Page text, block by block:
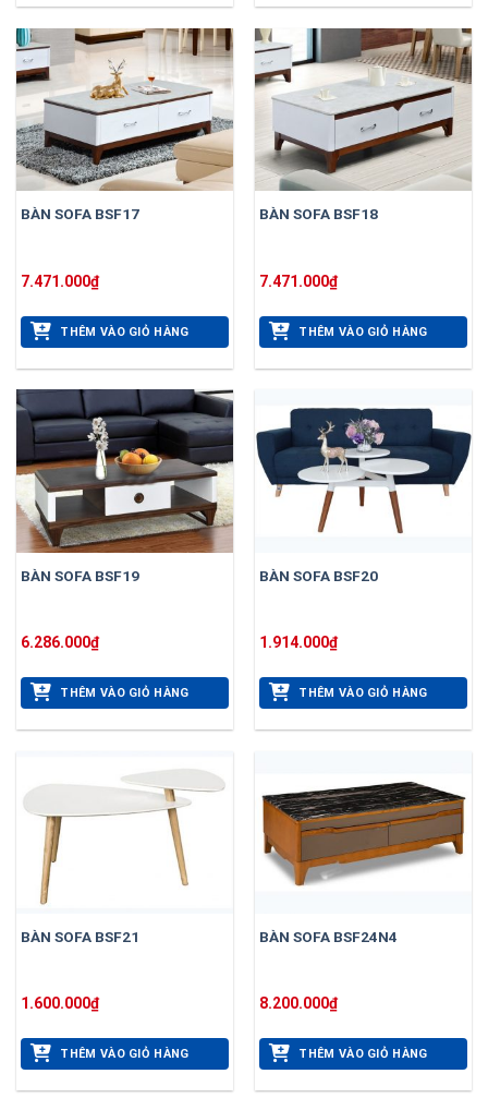
BÀN SOFA BSF17
7.471.000₫
THÊM VÀO GIỎ HÀNG
BÀN SOFA BSF18
7.471.000₫
THÊM VÀO GIỎ HÀNG
BÀN SOFA BSF19
6.286.000₫
THÊM VÀO GIỎ HÀNG
BÀN SOFA BSF20
1.914.000₫
THÊM VÀO GIỎ HÀNG
BÀN SOFA BSF21
1.600.000₫
THÊM VÀO GIỎ HÀNG
BÀN SOFA BSF24N4
8.200.000₫
THÊM VÀO GIỎ HÀNG